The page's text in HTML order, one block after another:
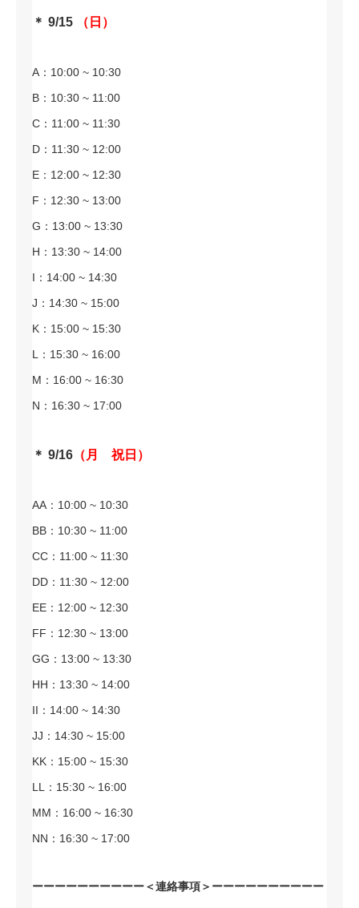
＊ 9/15 （日）
A：10:00 ~ 10:30
B：10:30 ~ 11:00
C：11:00 ~ 11:30
D：11:30 ~ 12:00
E：12:00 ~ 12:30
F：12:30 ~ 13:00
G：13:00 ~ 13:30
H：13:30 ~ 14:00
I：14:00 ~ 14:30
J：14:30 ~ 15:00
K：15:00 ~ 15:30
L：15:30 ~ 16:00
M：16:00 ~ 16:30
N：16:30 ~ 17:00
＊ 9/16 （月 祝日）
AA：10:00 ~ 10:30
BB：10:30 ~ 11:00
CC：11:00 ~ 11:30
DD：11:30 ~ 12:00
EE：12:00 ~ 12:30
FF：12:30 ~ 13:00
GG：13:00 ~ 13:30
HH：13:30 ~ 14:00
II：14:00 ~ 14:30
JJ：14:30 ~ 15:00
KK：15:00 ~ 15:30
LL：15:30 ~ 16:00
MM：16:00 ~ 16:30
NN：16:30 ~ 17:00
ーーーーーーーーーー＜連絡事項＞ーーーーーーーーーー